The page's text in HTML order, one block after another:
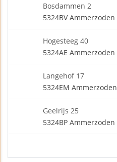
Bosdammen 2
5324BV Ammerzoden
Hogesteeg 40
5324AE Ammerzoden
Langehof 17
5324EM Ammerzoden
Geelrijs 25
5324BP Ammerzoden